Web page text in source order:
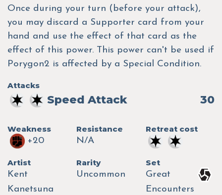
Once during your turn (before your attack),
you may discard a Supporter card from your
hand and use the effect of that card as the
effect of this power. This power can't be used if
Porygon2 is affected by a Special Condition.
Attacks
Speed Attack 30
Weakness
+20
Resistance
N/A
Retreat cost
Artist
Kent
Kanetsuna
Rarity
Uncommon
Set
Great
Encounters